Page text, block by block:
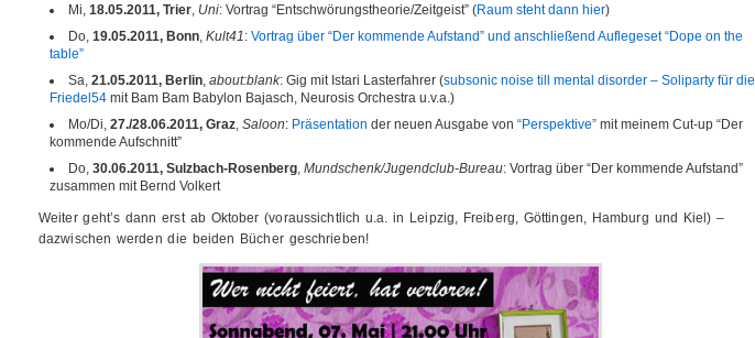
Mi, 18.05.2011, Trier, Uni: Vortrag “Entschwörungstheorie/Zeitgeist” (Raum steht dann hier)
Do, 19.05.2011, Bonn, Kult41: Vortrag über “Der kommende Aufstand” und anschließend Auflegeset “Dope on the
table”
Sa, 21.05.2011, Berlin, about:blank: Gig mit Istari Lasterfahrer (subsonic noise till mental disorder – Soliparty für die
Friedel54mit Bam Bam Babylon Bajasch, Neurosis Orchestra u.v.a.)
Mo/Di, 27./28.06.2011, Graz, Saloon: Präsentation der neuen Ausgabe von “Perspektive”mit meinem Cut-up “Der
kommende Aufschnitt”
Do, 30.06.2011, Sulzbach-Rosenberg, Mundschenk/Jugendclub-Bureau: Vortrag über “Der kommende Aufstand”
zusammen mit Bernd Volkert
Weiter geht’s dann erst ab Oktober (voraussichtlich u.a. in Leipzig, Freiberg, Göttingen, Hamburg und Kiel) –
dazwischen werden die beiden Bücher geschrieben!